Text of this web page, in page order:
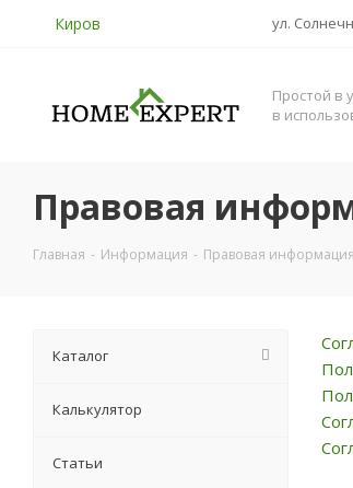
Киров ул.
Простой в
в
Правовая
Главная - Информация - Правовая информация
Каталог
Калькулятор
Статьи